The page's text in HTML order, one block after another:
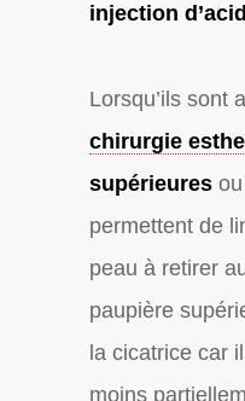
injection
Lorsqu’ils sont
chirurgie
supérieures
permettent de
peau à retirer
paupière
la cicatrice car
moins